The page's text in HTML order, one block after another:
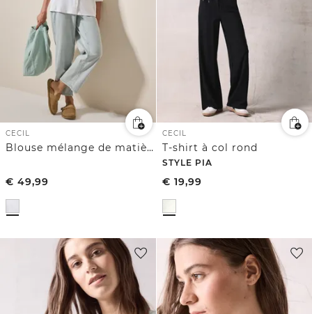
CECIL
Blouse mélange de matières
€ 49,99
CECIL
T-shirt à col rond
STYLE PIA
€ 19,99